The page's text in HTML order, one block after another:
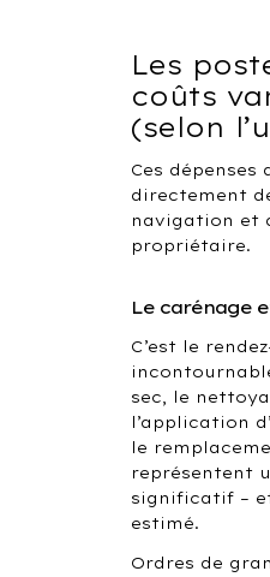
Les
coûts
(selon
Ces dépenses
directement
navigation et
propriétaire.
Le carénage
C’est le
sec, le
l’application
le
représentent
significatif –
estimé.
Ordres de